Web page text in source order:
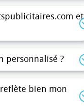
atouts :
par jour,
pour durer et
à des valeurs de
votre logo,
et
personnalisé ?
bien mon